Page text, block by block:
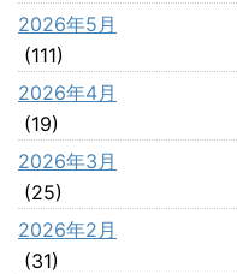
2026年5月
(111)
2026年4月
(19)
2026年3月
(25)
2026年2月
(31)